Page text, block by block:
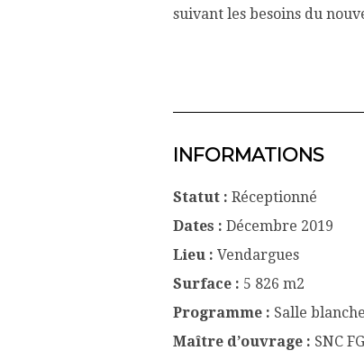
suivant les besoins du
INFORMATIONS
Statut : Réceptionné
Dates : Décembre 2019
Lieu : Vendargues
Surface : 5 826 m2
Programme : Salle
Maître d’ouvrage : SNC